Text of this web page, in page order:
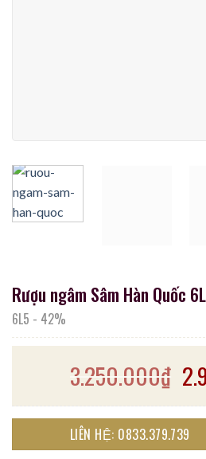
Rượu ngâm Sâm Hàn Quốc
6L5 - 42%
3.250.000₫
LIÊN HỆ: 0833.379.739